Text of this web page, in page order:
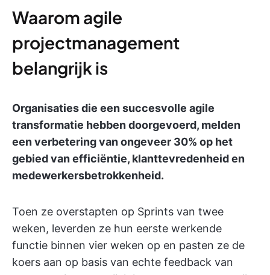
Waarom agile
projectmanagement
belangrijk is
Organisaties die een succesvolle agile
transformatie hebben doorgevoerd, melden
een verbetering van ongeveer 30% op het
gebied van efficiëntie, klanttevredenheid en
medewerkersbetrokkenheid.
Toen ze overstapten op Sprints van twee
weken, leverden ze hun eerste werkende
functie binnen vier weken op en pasten ze de
koers aan op basis van echte feedback van